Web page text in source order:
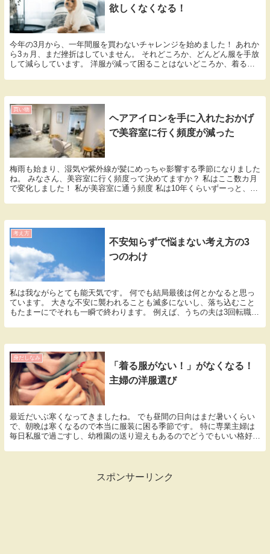
欲しくなくなる！
今年の3月から、一年間服を買わないチャレンジを始めました！ あれか
ら3ヵ月、まだ挫折はしていません。 それどころか、どんどん服を手放
して減らしています。 洋服が減って困ることはないどころか、着る服
買い物
ヘアアイロンを手に入れたおかげ
で美容室に行く頻度が減った
梅雨も始まり、湿気や紫外線が髪にめっちゃ影響する季節になりました
ね。 みなさん、美容室に行く頻度って決めてますか？ 私はここ数カ月
で変化しました！ 私が美容室に通う頻度 私は10年くらいずーっと、ア
考え方
不安知らずで悩まない考え方の3
つのわけ
私は我ながらとても能天気です。 何でも結局最後は何とかなると思っ
ています。 大きな不安に襲われることも滅多にないし、落ち込むこと
もたまーにでそれも一瞬で終わります。 例えば、うちの夫は3回転職し
身だしなみ
「着る服がない！」がなくなる！
主婦の洋服選び
最近だいぶ寒くなってきましたね。 でも昼間の日向はまだ暑いくらい
で、朝晩は寒くなるので本当に服装に困る季節です。 特に専業主婦は
毎日私服で過ごすし、幼稚園の送り迎えもあるのでどうでもいい格好ば
スポンサーリンク